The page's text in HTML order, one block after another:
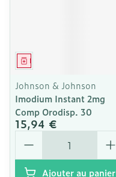
Médicament
Johnson & Johnson
Imodium Instant 2mg
Comp Orodisp. 30
15,94 €
Quantité
Ajouter au panier